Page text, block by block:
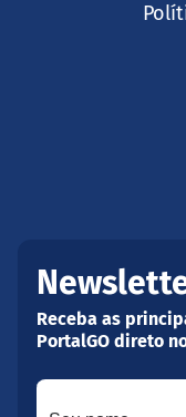
Receba as
PortalGO direto
Seu nome